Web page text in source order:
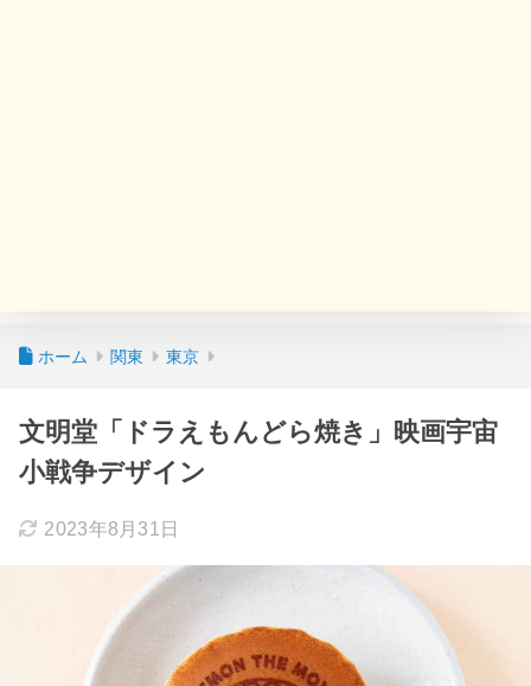
ホーム 関東 東京
文明堂「ドラえもんどら焼き」映画宇宙
小戦争デザイン
2023年8月31日